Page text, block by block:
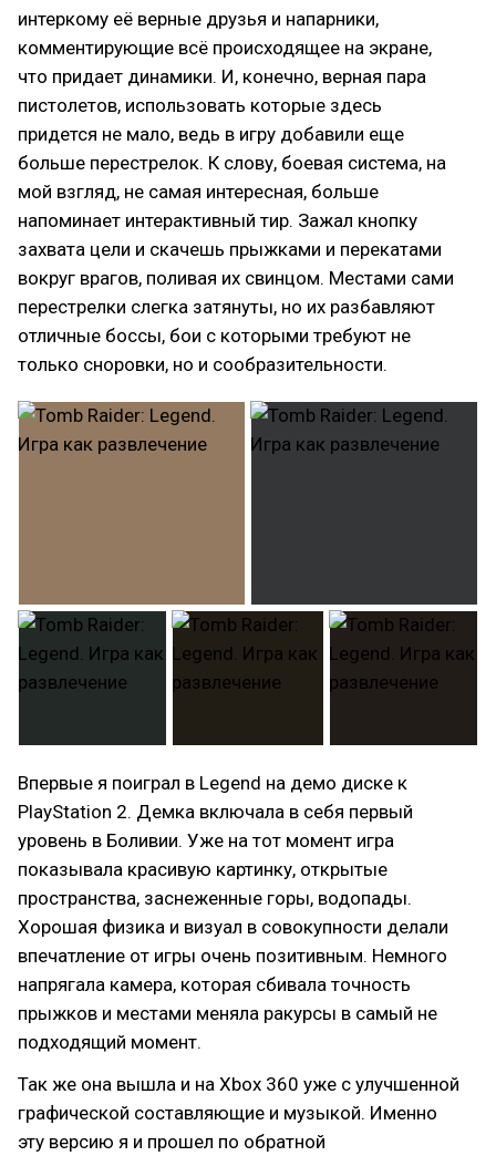
интеркому её верные друзья и напарники,
комментирующие всё происходящее на экране,
что придает динамики. И, конечно, верная пара
пистолетов, использовать которые здесь
придется не мало, ведь в игру добавили еще
больше перестрелок. К слову, боевая система, на
мой взгляд, не самая интересная, больше
напоминает интерактивный тир. Зажал кнопку
захвата цели и скачешь прыжками и перекатами
вокруг врагов, поливая их свинцом. Местами сами
перестрелки слегка затянуты, но их разбавляют
отличные боссы, бои с которыми требуют не
только сноровки, но и сообразительности.
Впервые я поиграл в Legend на демо диске к
PlayStation 2. Демка включала в себя первый
уровень в Боливии. Уже на тот момент игра
показывала красивую картинку, открытые
пространства, заснеженные горы, водопады.
Хорошая физика и визуал в совокупности делали
впечатление от игры очень позитивным. Немного
напрягала камера, которая сбивала точность
прыжков и местами меняла ракурсы в самый не
подходящий момент.
Так же она вышла и на Xbox 360 уже с улучшенной
графической составляющие и музыкой. Именно
эту версию я и прошел по обратной